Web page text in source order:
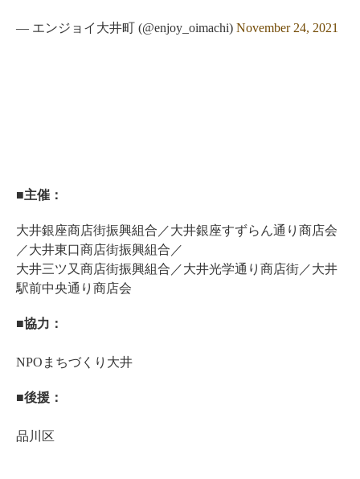
— エンジョイ大井町 (@enjoy_oimachi) November 24, 2021
■主催：
大井銀座商店街振興組合／大井銀座すずらん通り商店会
／大井東口商店街振興組合／
大井三ツ又商店街振興組合／大井光学通り商店街／大井
駅前中央通り商店会
■協力：
NPOまちづくり大井
■後援：
品川区